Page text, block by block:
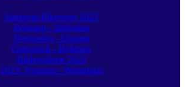
Startseite Bikertage 2022
Böhmen - Südpolen
Westpolen - Ungarn
Österreich - Böhmen
Bildergalerie 2022
2023: Vogesen - Westalpen